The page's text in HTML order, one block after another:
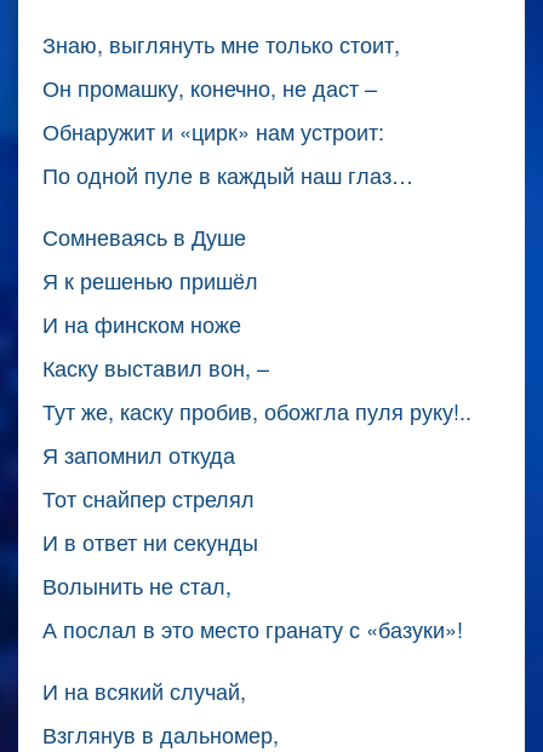
Знаю, выглянуть мне только стоит,
Он промашку, конечно, не даст –
Обнаружит и «цирк» нам устроит:
По одной пуле в каждый наш глаз…
Сомневаясь в Душе
Я к решенью пришёл
И на финском ноже
Каску выставил вон, –
Тут же, каску пробив, обожгла пуля руку!..
Я запомнил откуда
Тот снайпер стрелял
И в ответ ни секунды
Волынить не стал,
А послал в это место гранату с «базуки»!
И на всякий случай,
Взглянув в дальномер,